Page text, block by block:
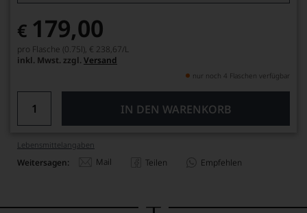
€ 179,00
pro Flasche (0.75l), € 238,67/L
inkl. Mwst. zzgl. Versand
nur noch 4 Flaschen verfügbar
IN DEN WARENKORB
Lebensmittel­angaben
Weitersagen: Mail Teilen Empfehlen